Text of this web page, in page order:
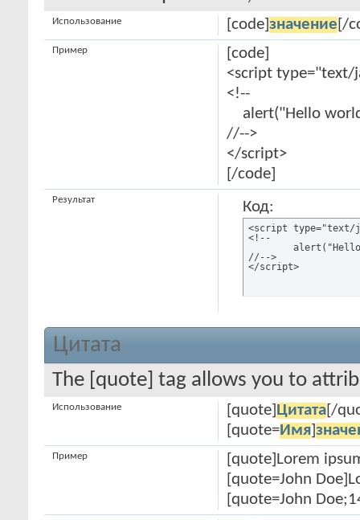
[code] значение [/
Использование
[code]
<script type="text/
<!--
alert("Hello
//-->
</script>
[/code]
Пример
Код:
<script type="text/
<!--
//-->
</script>
Результат
Цитата
The [quote] tag allows you to
[quote] Цитата[/
[quote=Имя]
Использование
[quote]Lorem
[quote=John
[quote=John
Пример